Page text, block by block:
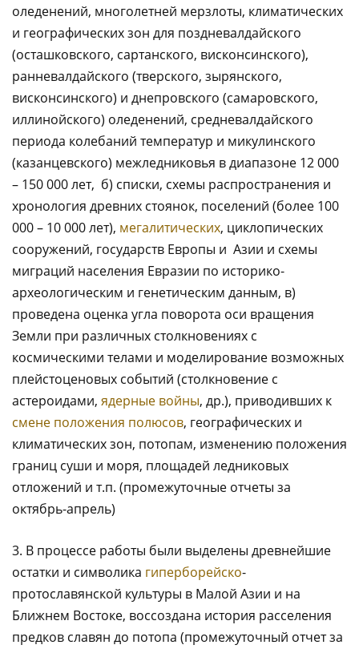
оледенений, многолетней мерзлоты, климатических
и географических зон для поздневалдайского
(осташковского, сартанского, висконсинского),
ранневалдайского (тверского, зырянского,
висконсинского) и днепровского (самаровского,
иллинойского) оледенений, средневалдайского
периода колебаний температур и микулинского
(казанцевского) межледниковья в диапазоне 12 000
– 150 000 лет, б) списки, схемы распространения и
хронология древних стоянок, поселений (более 100
000 – 10 000 лет), мегалитических, циклопических
сооружений, государств Европы и Азии и схемы
миграций населения Евразии по историко-
археологическим и генетическим данным, в)
проведена оценка угла поворота оси вращения
Земли при различных столкновениях с
космическими телами и моделирование возможных
плейстоценовых событий (столкновение с
астероидами, ядерные войны, др.), приводивших к
смене положения полюсов, географических и
климатических зон, потопам, изменению положения
границ суши и моря, площадей ледниковых
отложений и т.п. (промежуточные отчеты за
октябрь-апрель)
3. В процессе работы были выделены древнейшие
остатки и символика гиперборейско-
протославянской культуры в Малой Азии и на
Ближнем Востоке, воссоздана история расселения
предков славян до потопа (промежуточный отчет за